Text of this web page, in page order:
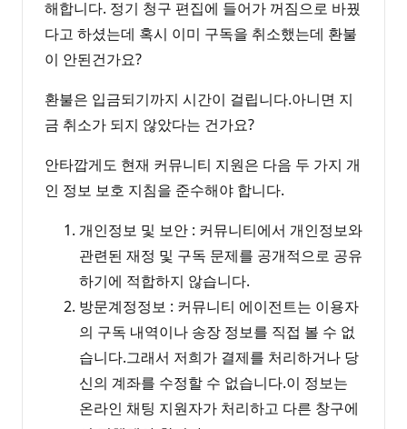
해합니다. 정기 청구 편집에 들어가 꺼짐으로 바꿨
다고 하셨는데 혹시 이미 구독을 취소했는데 환불
이 안된건가요?
환불은 입금되기까지 시간이 걸립니다.아니면 지
금 취소가 되지 않았다는 건가요?
안타깝게도 현재 커뮤니티 지원은 다음 두 가지 개
인 정보 보호 지침을 준수해야 합니다.
개인정보 및 보안 : 커뮤니티에서 개인정보와
관련된 재정 및 구독 문제를 공개적으로 공유
하기에 적합하지 않습니다.
방문계정정보 : 커뮤니티 에이전트는 이용자
의 구독 내역이나 송장 정보를 직접 볼 수 없
습니다.그래서 저희가 결제를 처리하거나 당
신의 계좌를 수정할 수 없습니다.이 정보는
온라인 채팅 지원자가 처리하고 다른 창구에